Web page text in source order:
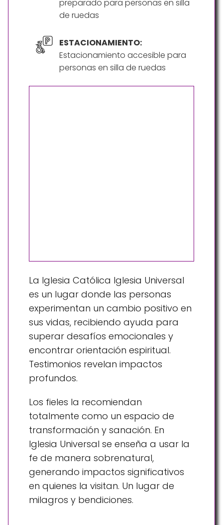
preparado para personas en silla
de ruedas
ESTACIONAMIENTO:
Estacionamiento accesible para
personas en silla de ruedas
La Iglesia Católica Iglesia Universal
es un lugar donde las personas
experimentan un cambio positivo en
sus vidas, recibiendo ayuda para
superar desafíos emocionales y
encontrar orientación espiritual.
Testimonios revelan impactos
profundos.
Los fieles la recomiendan
totalmente como un espacio de
transformación y sanación. En
Iglesia Universal se enseña a usar la
fe de manera sobrenatural,
generando impactos significativos
en quienes la visitan. Un lugar de
milagros y bendiciones.